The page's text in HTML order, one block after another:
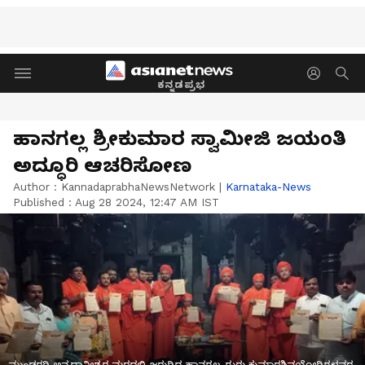
ಕನ್ನಡಪ್ರಭ
ಹಾನಗಲ್ಲ ಶ್ರೀಕುಮಾರ ಸ್ವಾಮೀಜಿ ಜಯಂತಿ
ಅದ್ಧೂರಿ ಆಚರಿಸೋಣ
Author : KannadaprabhaNewsNetwork | Karnataka-News
Published : Aug 28 2024, 12:47 AM IST